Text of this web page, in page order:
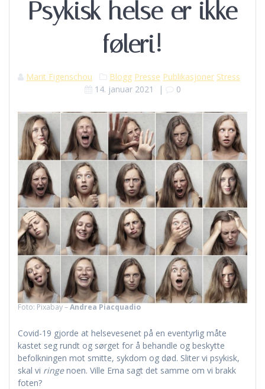
Psykisk helse er ikke
føleri!
Marit Figenschou Blogg Presse Publikasjoner Stress
14. januar 2021
| 0
Foto: Pixabay –Andrea Piacquadio
Covid-19 gjorde at helsevesenet på en eventyrlig måte
kastet seg rundt og sørget for å behandle og beskytte
befolkningen mot smitte, sykdom og død. Sliter vi psykisk,
skal vi ringenoen. Ville Erna sagt det samme om vi brakk
foten?